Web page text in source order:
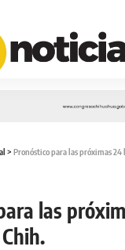
> Pronóstico para las próximas
las